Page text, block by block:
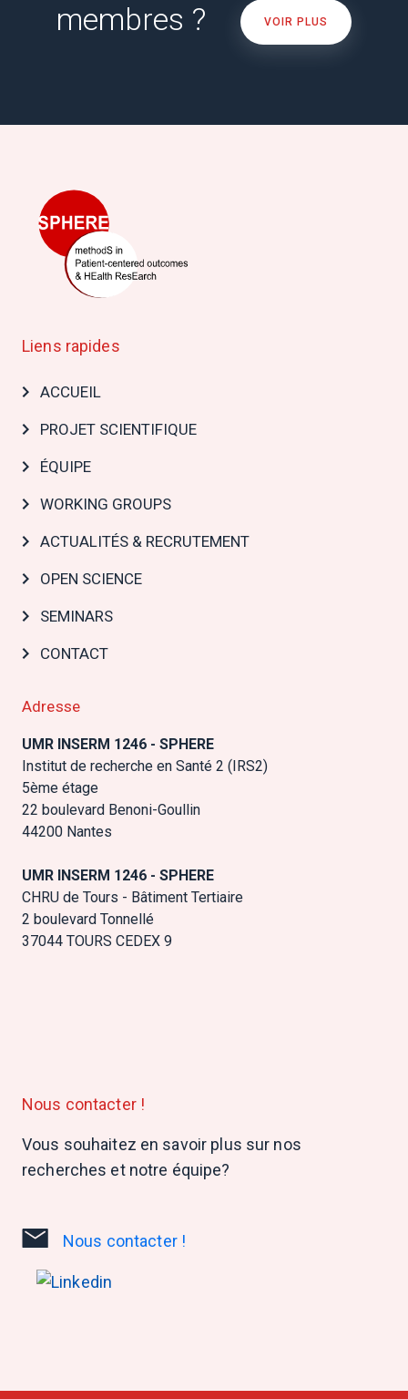
membres ?
VOIR PLUS
Liens rapides
MainACCUEIL
PROJET SCIENTIFIQUE
ÉQUIPE
WORKING GROUPS
ACTUALITÉS & RECRUTEMENT
OPEN SCIENCE
SEMINARS
CONTACT
Adresse
UMR INSERM 1246 - SPHERE
Institut de recherche en Santé 2 (IRS2)
5ème étage
22 boulevard Benoni-Goullin
44200 Nantes
UMR INSERM 1246 - SPHERE
CHRU de Tours - Bâtiment Tertiaire
2 boulevard Tonnellé
37044 TOURS CEDEX 9
Nous contacter !
Vous souhaitez en savoir plus sur nos
recherches et notre équipe?
Nous contacter !